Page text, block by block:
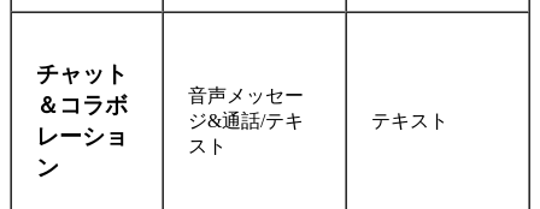
チャット
＆コラボ
レーショ
ン
音声メッセー
ジ&通話/テキ
スト
テキスト